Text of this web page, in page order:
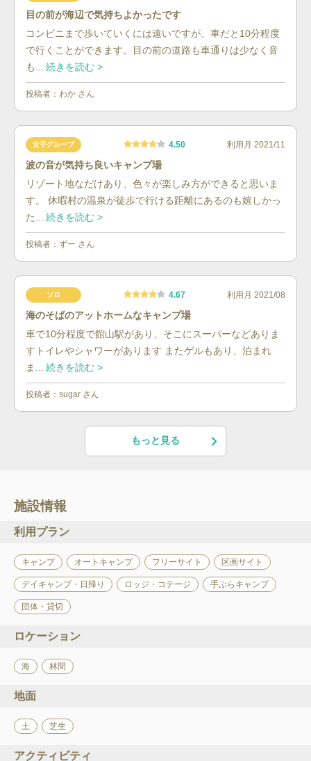
目の前が海辺で気持ちよかったです
コンビニまで歩いていくには遠いですが、車だと10分程度
で行くことができます。目の前の道路も車通りは少なく音
も...
続きを読む >
投稿者： わか さん
女子グループ 4.50 利用月 2021/11
波の音が気持ち良いキャンプ場
リゾート地なだけあり、色々が楽しみ方ができると思いま
す。 休暇村の温泉が徒歩で行ける距離にあるのも嬉しかっ
た...
続きを読む >
投稿者： ずー さん
ソロ 4.67 利用月 2021/08
海のそばのアットホームなキャンプ場
車で10分程度で館山駅があり、そこにスーパーなどありま
すトイレやシャワーがあります またゲルもあり、泊まれ
ま...
続きを読む >
投稿者： sugar さん
もっと見る
施設情報
利用プラン
キャンプ オートキャンプ フリーサイト 区画サイト
デイキャンプ・日帰り ロッジ・コテージ 手ぶらキャンプ
団体・貸切
ロケーション
海 林間
地面
土 芝生
アクティビティ